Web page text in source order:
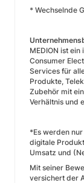
* Wechselnde
MEDION ist
Consumer
Services für
Produkte,
Zubehör mit
Verhältnis und
*Es werden
digitale
Umsatz und
Mit seiner
versichert der